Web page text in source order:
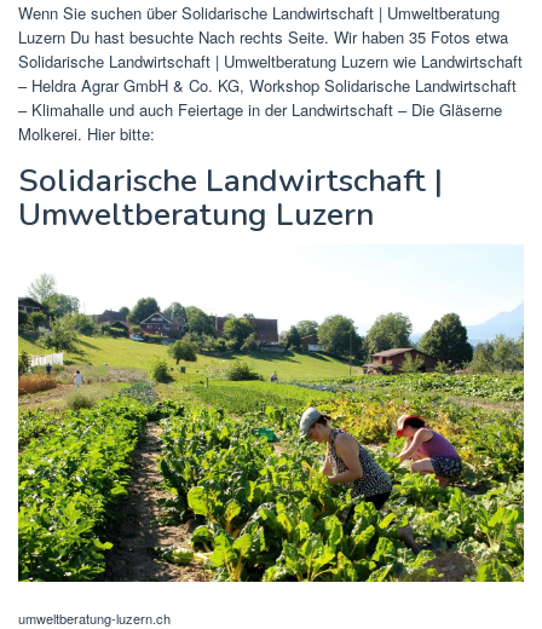
Wenn Sie suchen über Solidarische Landwirtschaft | Umweltberatung
Luzern Du hast besuchte Nach rechts Seite. Wir haben 35 Fotos etwa
Solidarische Landwirtschaft | Umweltberatung Luzern wie Landwirtschaft
– Heldra Agrar GmbH & Co. KG, Workshop Solidarische Landwirtschaft
– Klimahalle und auch Feiertage in der Landwirtschaft – Die Gläserne
Molkerei. Hier bitte:
Solidarische Landwirtschaft |
Umweltberatung Luzern
umweltberatung-luzern.ch